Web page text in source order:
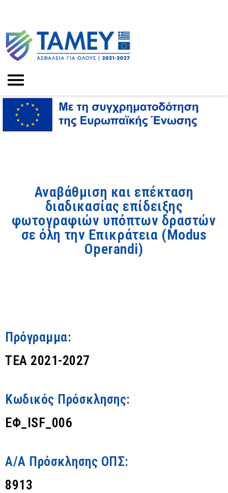
Αναβάθμιση και επέκταση
διαδικασίας επίδειξης
φωτογραφιών υπόπτων δραστών
σε όλη την Επικράτεια (Modus
Operandi)
Πρόγραμμα:
ΤΕΑ 2021-2027
Κωδικός Πρόσκλησης:
ΕΦ_ISF_006
Α/Α Πρόσκλησης ΟΠΣ:
8913